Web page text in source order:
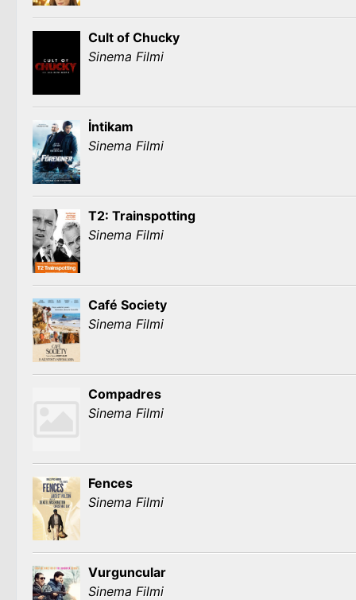
Cult of Chucky
Sinema Filmi
İntikam
Sinema Filmi
T2: Trainspotting
Sinema Filmi
Café Society
Sinema Filmi
Compadres
Sinema Filmi
Fences
Sinema Filmi
Vurguncular
Sinema Filmi